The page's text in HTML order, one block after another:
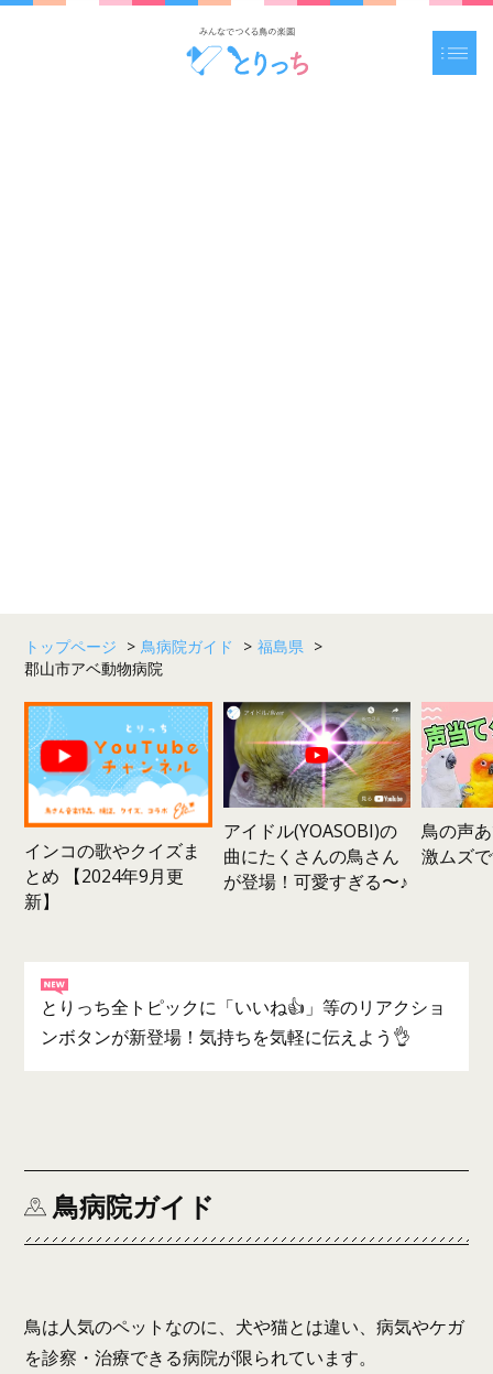
トップページ > 鳥病院ガイド > 福島県 >
郡山市アベ動物病院
インコの歌やクイズま
とめ 【2024年9月更
新】
アイドル(YOASOBI)の
曲にたくさんの鳥さん
が登場！可愛すぎる〜♪
鳥の声
激ムズ
とりっち全トピックに「いいね👍」等のリアクショ
ンボタンが新登場！気持ちを気軽に伝えよう👌
鳥病院ガイド
鳥は人気のペットなのに、犬や猫とは違い、病気やケガ
を診察・治療できる病院が限られています。